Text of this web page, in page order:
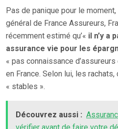
Pas de panique pour le
général de France Assureurs,
récemment estimé qu’« il n’y a
assurance vie pour les
« pas connaissance
en France. Selon lui, les
« stables ».
Découvrez aussi :
vérifier avant de faire votre